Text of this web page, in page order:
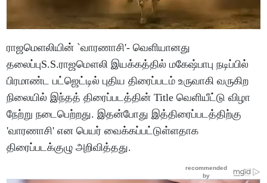
ராஜமெளலியின் `வாரணாசி'- வெளியானது
தலைப்புS.S.ராஜமௌலி இயக்கத்தில் மகேஷ்பாபு நடிப்பில்
பிரமாண்ட பட்ஜெட்டில் புதிய திரைப்படம் உருவாகி வருகிற
நிலையில் இந்தத் திரைப்படத்தின் Title வெளியீட்டு விழா
நேற்று நடைபெற்றது. இதன்போது இத்திரைப்படத்திற்கு
'வாரணாசி' என பெயர் வைக்கப்பட்டுள்ளதாக
திரைப்படக்குழு அறிவித்தது.